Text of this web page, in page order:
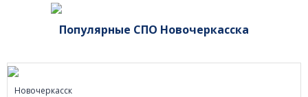
Популярные СПО Новочеркасска
Новочеркасск